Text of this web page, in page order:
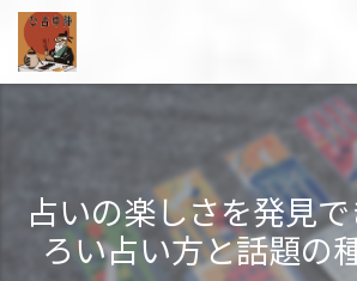
占いの楽しさを発見
ろい占い方と話題の